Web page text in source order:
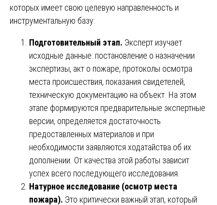
которых имеет свою целевую направленность и
инструментальную базу:
Подготовительный этап. Эксперт изучает
исходные данные: постановление о назначении
экспертизы, акт о пожаре, протоколы осмотра
места происшествия, показания свидетелей,
техническую документацию на объект. На этом
этапе формируются предварительные экспертные
версии, определяется достаточность
предоставленных материалов и при
необходимости заявляются ходатайства об их
дополнении. От качества этой работы зависит
успех всего последующего исследования.
Натурное исследование (осмотр места
пожара). Это критически важный этап, который